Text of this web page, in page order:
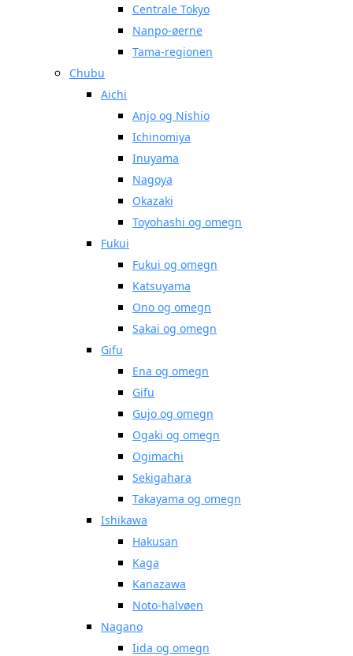
Centrale Tokyo
Nanpo-øerne
Tama-regionen
Chubu
Aichi
Anjo og Nishio
Ichinomiya
Inuyama
Nagoya
Okazaki
Toyohashi og omegn
Fukui
Fukui og omegn
Katsuyama
Ono og omegn
Sakai og omegn
Gifu
Ena og omegn
Gifu
Gujo og omegn
Ogaki og omegn
Ogimachi
Sekigahara
Takayama og omegn
Ishikawa
Hakusan
Kaga
Kanazawa
Noto-halvøen
Nagano
Iida og omegn